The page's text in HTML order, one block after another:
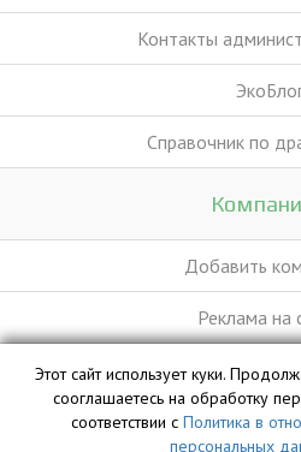
Контакты
Справочник по
Добавить
Реклама на
База данных сайта vyvoz.org
собственностью ООО «Профит»
Этот сайт использует куки.
сооглашаетесь на обработку
соответствии с Политика в
персональных